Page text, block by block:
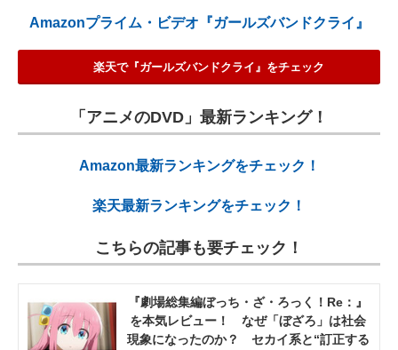
Amazonプライム・ビデオ『ガールズバンドクライ』
楽天で『ガールズバンドクライ』をチェック
「アニメのDVD」最新ランキング！
Amazon最新ランキングをチェック！
楽天最新ランキングをチェック！
こちらの記事も要チェック！
『劇場総集編ぼっち・ざ・ろっく！Re：』
を本気レビュー！ なぜ「ぼざろ」は社会
現象になったのか？ セカイ系と“訂正する